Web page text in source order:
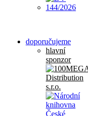
doporučujeme
hlavní
sponzor